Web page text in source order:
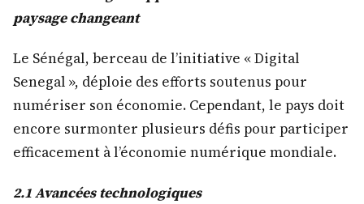
paysage changeant
Le Sénégal, berceau de l’initiative « Digital
Senegal », déploie des efforts soutenus pour
numériser son économie. Cependant, le pays doit
encore surmonter plusieurs défis pour participer
efficacement à l’économie numérique mondiale.
2.1 Avancées technologiques